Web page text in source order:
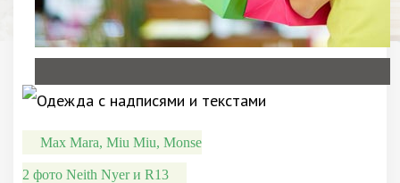
Max Mara, Miu Miu, Monse
2 фото Neith Nyer и R13